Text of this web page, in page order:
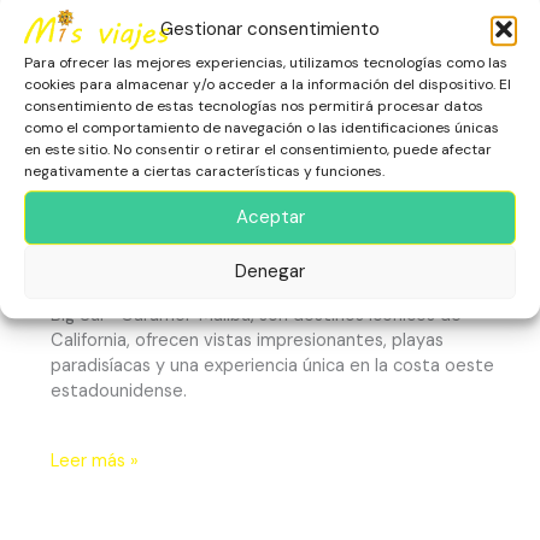
Gestionar consentimiento
Para ofrecer las mejores experiencias, utilizamos tecnologías como las
cookies para almacenar y/o acceder a la información del dispositivo. El
consentimiento de estas tecnologías nos permitirá procesar datos
como el comportamiento de navegación o las identificaciones únicas
en este sitio. No consentir o retirar el consentimiento, puede afectar
negativamente a ciertas características y funciones.
Aceptar
Denegar
Big Sur-Carmel-Malibú
América,California,Escapadas,Estados Unidos,
Big Sur- Caramel-Malibú, son destinos icónicos de
California, ofrecen vistas impresionantes, playas
paradisíacas y una experiencia única en la costa oeste
estadounidense.
Leer más »